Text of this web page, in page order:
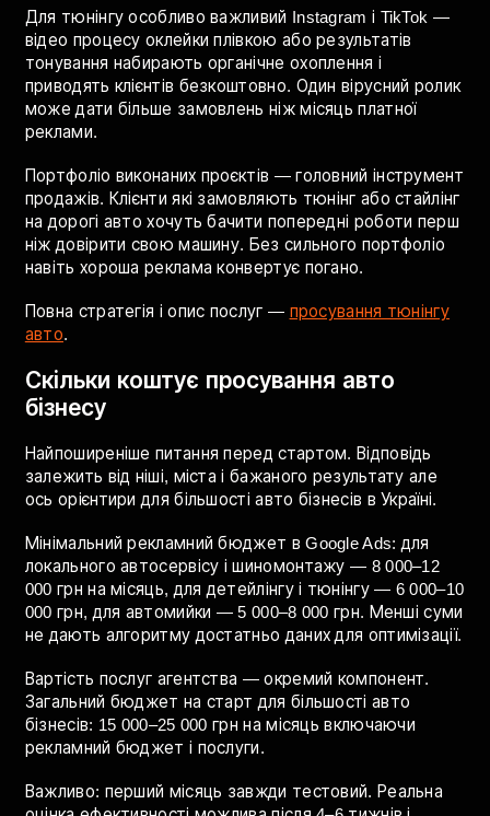
Як просувати тюнінг, тонування і
стайлінг авто
Тюнінг — ніша з найрізноманітнішою семантикою.
Кожна послуга має свою аудиторію і свої запити:
тюнінг, аеробраш, встановлення сигналізацій, аудіо
інсталяції. Об'єднувати все в одну рекламну кампанію
— помилка яка знижує ефективність.
Для тюнінгу особливо важливий Instagram і TikTok —
тонування набирають органічне охоплення і
приводять клієнтів безкоштовно. Один вірусний ролик
може дати більше замовлень ніж місяць платної
реклами.
продажів. Клієнти які замовляють тюнінг або стайлінг
на дорогі авто хочуть бачити попередні роботи перш
ніж довірити свою машину. Без сильного портфоліо
навіть хороша реклама конвертує погано.
Повна стратегія і опис послуг — просування тюнінгу
авто.
бізнесу
Найпоширеніше питання перед стартом. Відповідь
залежить від ніші, міста і бажаного результату але
ось орієнтири для більшості авто бізнесів в Україні.